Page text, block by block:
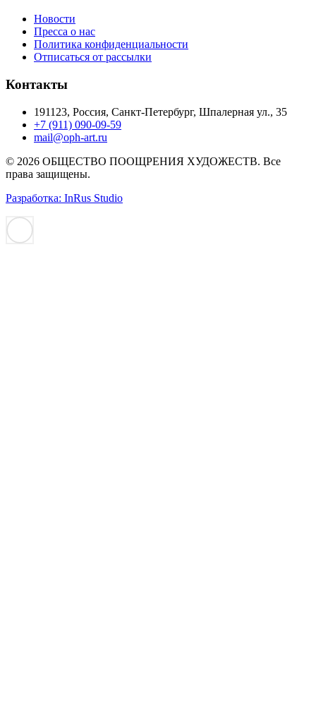
Новости
Пресса о нас
Политика конфиденциальности
Отписаться от рассылки
Контакты
191123, Россия, Санкт-Петербург, Шпалерная ул., 35
+7 (911) 090-09-59
mail@oph-art.ru
© 2026 ОБЩЕСТВО ПООЩРЕНИЯ ХУДОЖЕСТВ. Все
права защищены.
Разработка: InRus Studio